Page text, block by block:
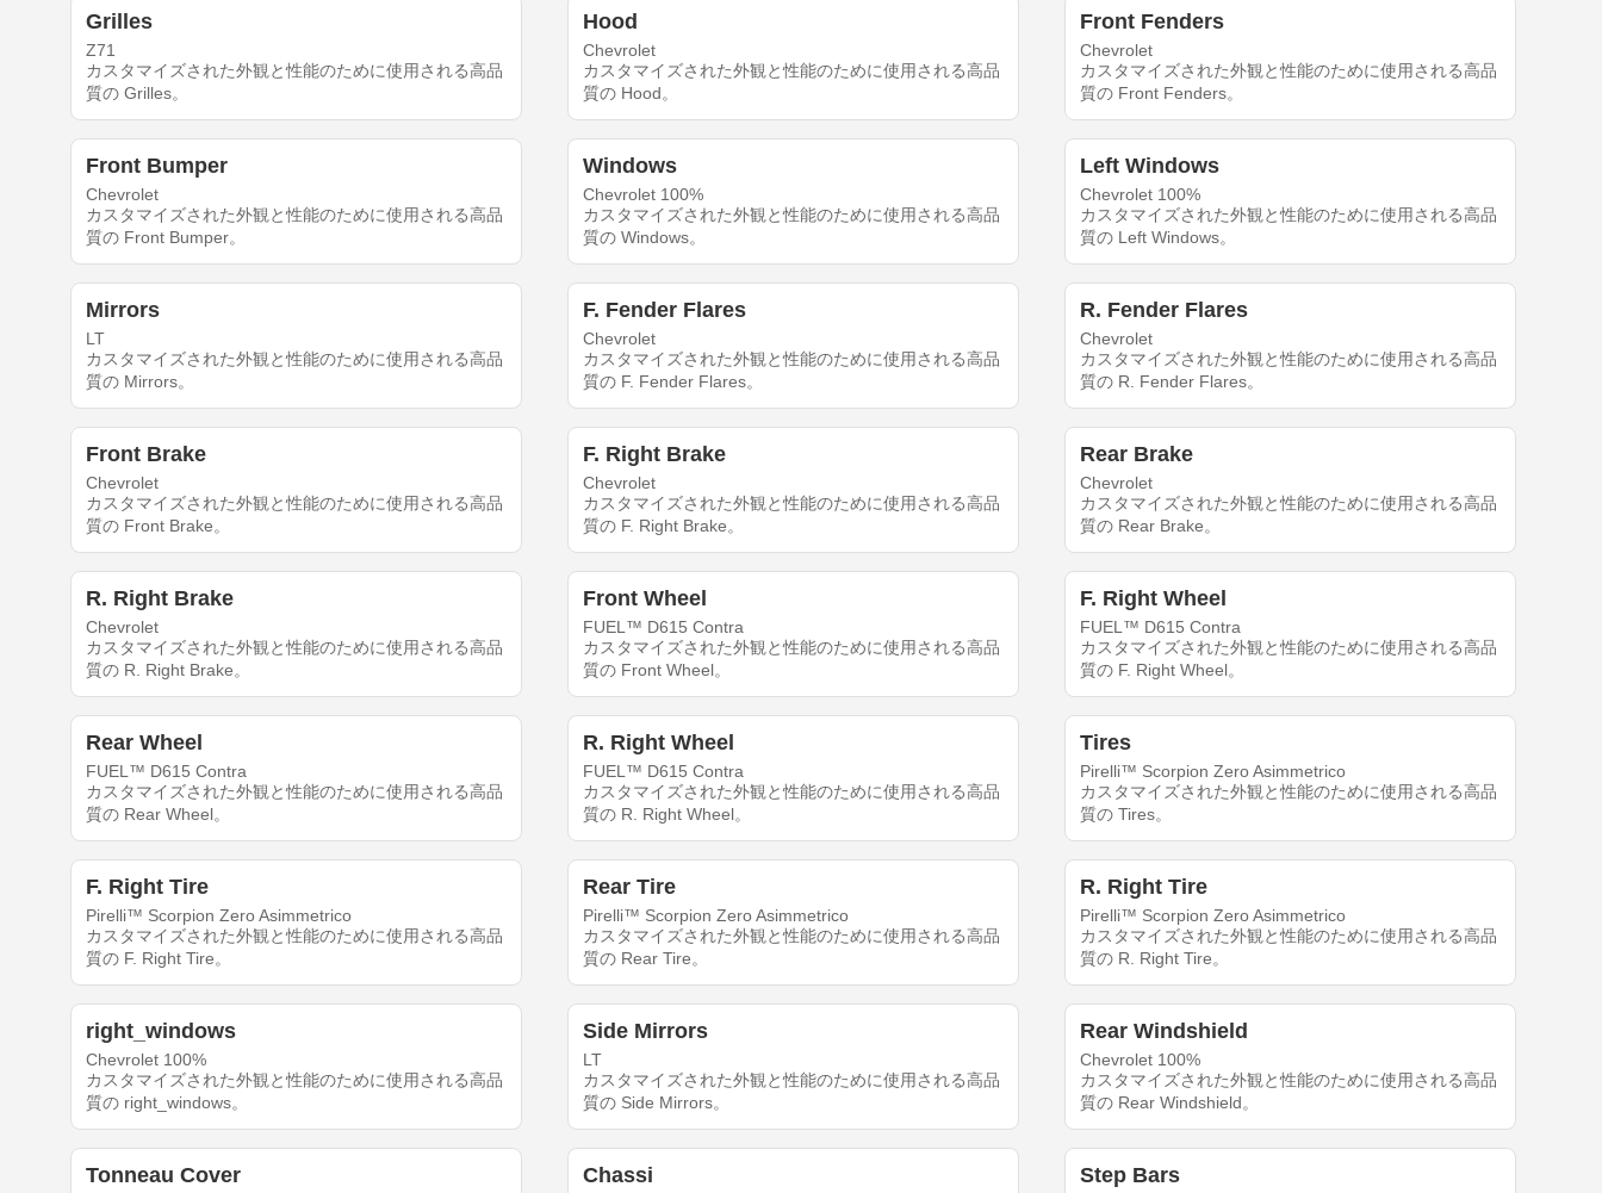
Grilles
Z71
カスタマイズされた外観と性能のために使用される高品
質の Grilles。
Hood
Chevrolet
カスタマイズされた外観と性能のために使用される高品
質の Hood。
Front Fenders
Chevrolet
カスタマイズされた外観と性能のために使用される高品
質の Front Fenders。
Front Bumper
Chevrolet
カスタマイズされた外観と性能のために使用される高品
質の Front Bumper。
Windows
Chevrolet 100%
カスタマイズされた外観と性能のために使用される高品
質の Windows。
Left Windows
Chevrolet 100%
カスタマイズされた外観と性能のために使用される高品
質の Left Windows。
Mirrors
LT
カスタマイズされた外観と性能のために使用される高品
質の Mirrors。
F. Fender Flares
Chevrolet
カスタマイズされた外観と性能のために使用される高品
質の F. Fender Flares。
R. Fender Flares
Chevrolet
カスタマイズされた外観と性能のために使用される高品
質の R. Fender Flares。
Front Brake
Chevrolet
カスタマイズされた外観と性能のために使用される高品
質の Front Brake。
F. Right Brake
Chevrolet
カスタマイズされた外観と性能のために使用される高品
質の F. Right Brake。
Rear Brake
Chevrolet
カスタマイズされた外観と性能のために使用される高品
質の Rear Brake。
R. Right Brake
Chevrolet
カスタマイズされた外観と性能のために使用される高品
質の R. Right Brake。
Front Wheel
FUEL™ D615 Contra
カスタマイズされた外観と性能のために使用される高品
質の Front Wheel。
F. Right Wheel
FUEL™ D615 Contra
カスタマイズされた外観と性能のために使用される高品
質の F. Right Wheel。
Rear Wheel
FUEL™ D615 Contra
カスタマイズされた外観と性能のために使用される高品
質の Rear Wheel。
R. Right Wheel
FUEL™ D615 Contra
カスタマイズされた外観と性能のために使用される高品
質の R. Right Wheel。
Tires
Pirelli™ Scorpion Zero Asimmetrico
カスタマイズされた外観と性能のために使用される高品
質の Tires。
F. Right Tire
Pirelli™ Scorpion Zero Asimmetrico
カスタマイズされた外観と性能のために使用される高品
質の F. Right Tire。
Rear Tire
Pirelli™ Scorpion Zero Asimmetrico
カスタマイズされた外観と性能のために使用される高品
質の Rear Tire。
R. Right Tire
Pirelli™ Scorpion Zero Asimmetrico
カスタマイズされた外観と性能のために使用される高品
質の R. Right Tire。
right_windows
Chevrolet 100%
カスタマイズされた外観と性能のために使用される高品
質の right_windows。
Side Mirrors
LT
カスタマイズされた外観と性能のために使用される高品
質の Side Mirrors。
Rear Windshield
Chevrolet 100%
カスタマイズされた外観と性能のために使用される高品
質の Rear Windshield。
Tonneau Cover Chassi Step Bars